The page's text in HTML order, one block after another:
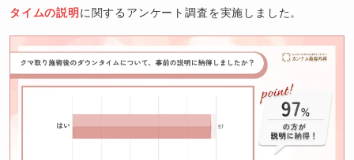
タイムの説明に関するアンケート調査を実施しました。